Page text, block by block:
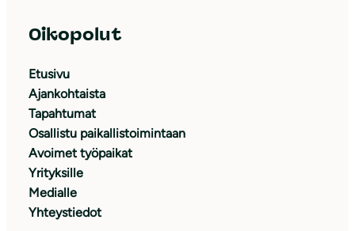
Oikopolut
Etusivu
Ajankohtaista
Tapahtumat
Osallistu paikallistoimintaan
Avoimet työpaikat
Yrityksille
Medialle
Yhteystiedot